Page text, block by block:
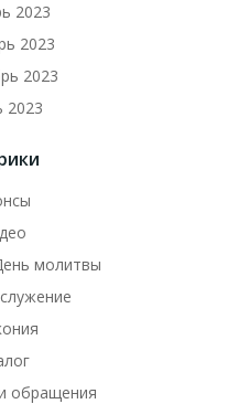
2023
2023
2023
2023
молитвы
обращения